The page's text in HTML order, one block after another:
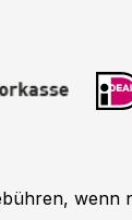
wenn